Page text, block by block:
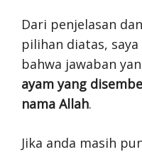
Dari penjelasan
pilihan diatas,
bahwa jawaban
ayam yang
nama Allah.
Jika anda masih